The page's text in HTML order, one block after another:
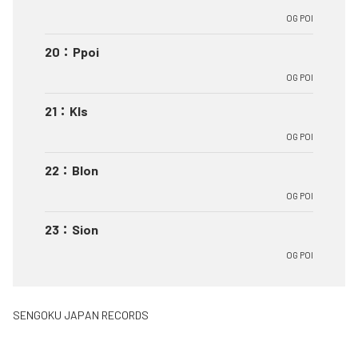
OG POI
20 ： Ppoi
OG POI
21 ： Kls
OG POI
22 ： Blon
OG POI
23 ： Sion
OG POI
SENGOKU JAPAN RECORDS